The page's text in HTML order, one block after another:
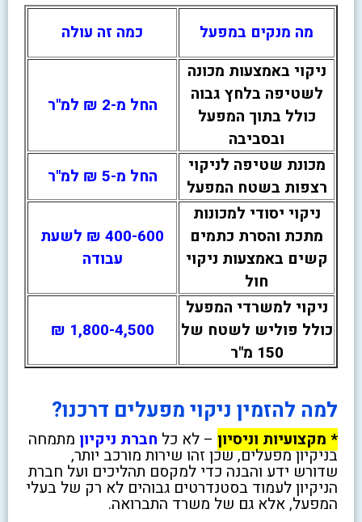
מה מנקים במפעל
כמה זה עולה
ניקוי באמצעות מכונה
לשטיפה בלחץ גבוה
כולל בתוך המפעל
ובסביבה
החל מ-2 ₪ למ"ר
מכונת שטיפה לניקוי
רצפות בשטח המפעל
החל מ-5 ₪ למ"ר
ניקוי יסודי למכונות
מתכת והסרת כתמים
קשים באמצעות ניקוי
חול
400-600 ₪ לשעת
עבודה
ניקוי למשרדי המפעל
כולל פוליש לשטח של
150 מ"ר
1,800-4,500 ₪
למה להזמין ניקוי מפעלים דרכנו?
* מקצועיות וניסיון – לא כל חברת ניקיון מתמחה
בניקיון מפעלים, שכן זהו שירות מורכב יותר,
שדורש ידע והבנה כדי למקסם תהליכים ועל חברת
הניקיון לעמוד בסטנדרטים גבוהים לא רק של בעלי
המפעל, אלא גם של משרד התברואה.